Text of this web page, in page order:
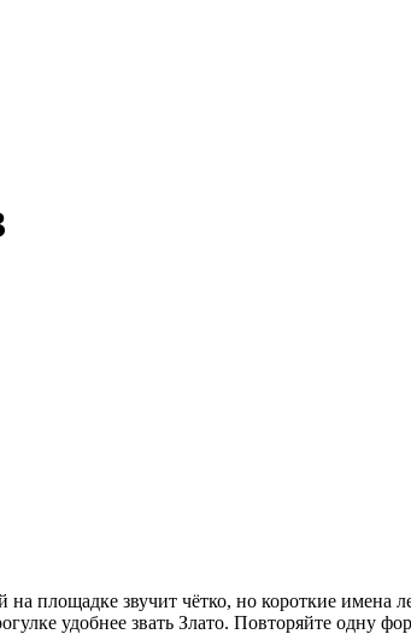
звучит чётко, но короткие имена
удобнее звать Злато. Повторяйте одну